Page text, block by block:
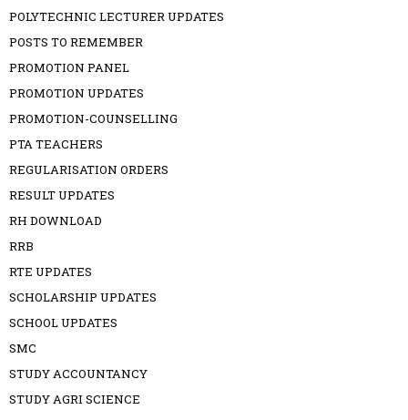
POLYTECHNIC LECTURER UPDATES
POSTS TO REMEMBER
PROMOTION PANEL
PROMOTION UPDATES
PROMOTION-COUNSELLING
PTA TEACHERS
REGULARISATION ORDERS
RESULT UPDATES
RH DOWNLOAD
RRB
RTE UPDATES
SCHOLARSHIP UPDATES
SCHOOL UPDATES
SMC
STUDY ACCOUNTANCY
STUDY AGRI SCIENCE